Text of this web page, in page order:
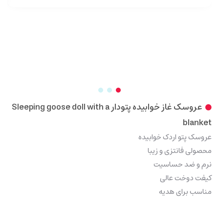
عروسک غاز خوابیده پتودار Sleeping goose doll with a
blanket
عروسک پتو اردک خوابیده
محصولی فانتزی و زیبا
نرم و ضد حساسیت
کیفت دوخت عالی
مناسب برای هدیه